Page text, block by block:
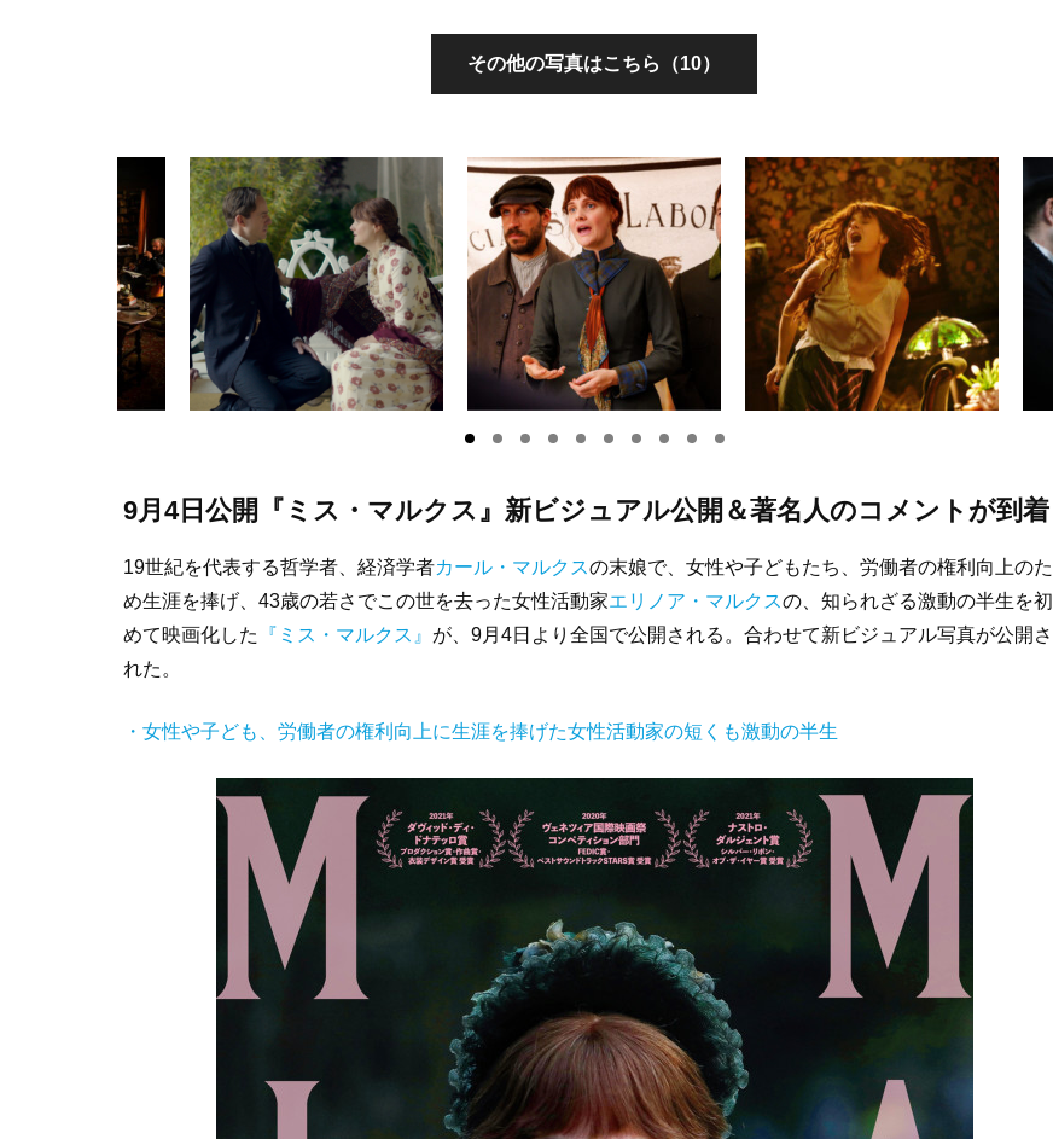
その他の写真はこちら（10）
9月4日公開『ミス・マルクス』新ビジュアル公開＆著名人のコメントが到着
19世紀を代表する哲学者、経済学者カール・マルクスの末娘で、女性や子どもたち、労働者の権利向上のた
め生涯を捧げ、43歳の若さでこの世を去った女性活動家エリノア・マルクスの、知られざる激動の半生を初
めて映画化した
『ミス・マルクス』 が、9月4日より全国で公開される。合わせて新ビジュアル写真が公開さ
れた。
・女性や子ども、労働者の権利向上に生涯を捧げた女性活動家の短くも激動の半生